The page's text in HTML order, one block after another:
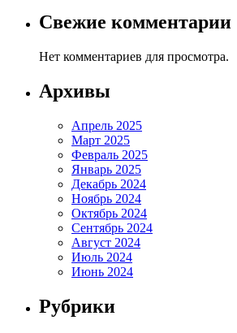
Свежие комментарии
Нет комментариев для просмотра.
Архивы
Апрель 2025
Март 2025
Февраль 2025
Январь 2025
Декабрь 2024
Ноябрь 2024
Октябрь 2024
Сентябрь 2024
Август 2024
Июль 2024
Июнь 2024
Рубрики